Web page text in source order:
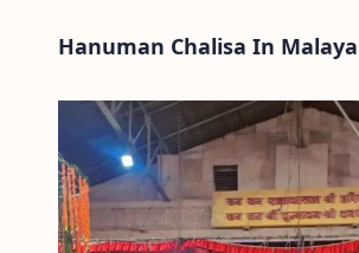
Hanuman Chalisa In